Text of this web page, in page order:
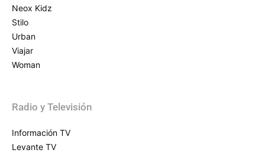
Neox Kidz
Stilo
Urban
Viajar
Woman
Radio y Televisión
Información TV
Levante TV